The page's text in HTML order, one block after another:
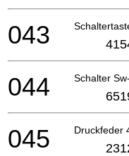
043
Schalter
044
Druckfeder
045